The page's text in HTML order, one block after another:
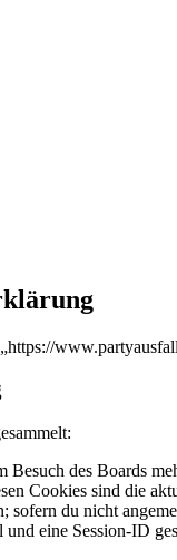
des Boards
Cookies sind die
sofern du nicht
eine Session-ID